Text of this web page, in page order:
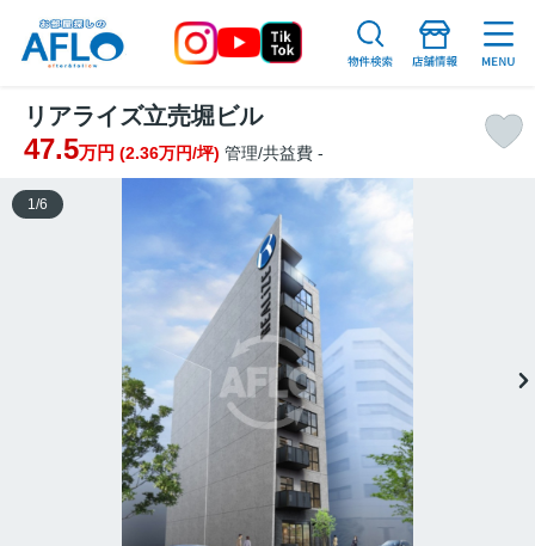
リアライズ立売堀ビル
47.5万円 (2.36万円/坪) 管理/共益費 -
1 /6